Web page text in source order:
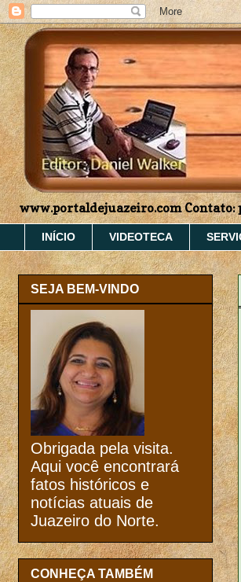
www.portaldejuazeiro.com
INÍCIO VIDEOTECA
SEJA BEM-VINDO
Obrigada pela visita.
Aqui você encontrará
fatos históricos e
notícias atuais de
Juazeiro do Norte.
CONHEÇA TAMBÉM